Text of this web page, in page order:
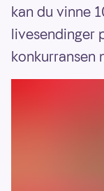
kan du vinne
livesendinger
konkurransen